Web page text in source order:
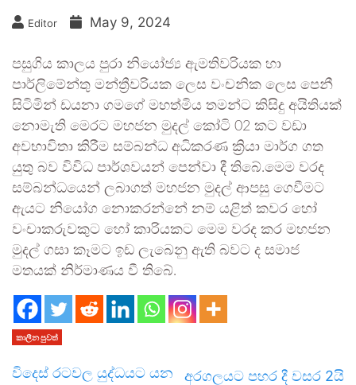
Editor May 9, 2024
පසුගිය කාලය පුරා නියෝජ්‍ය ඇමතිවරියක හා
පාර්ලිමේන්තු මන්ත්‍රීවරියක ලෙස වංචනික ලෙස පෙනී
සිටිමින් ඩයනා ගමගේ මහත්මිය තමන්ට කිසිදු අයිතියක්
නොමැති මෙරට මහජන මුදල් කෝටි 02 කට වඩා
අවභාවිතා කිරීම සම්බන්ධ අධිකරණ ක්‍රියා මාර්ග ගත
යුතු බව විවිධ පාර්ශවයන් පෙන්වා දී තිබේ.මෙම වරද
සම්බන්ධයෙන් ලබාගත් මහජන මුදල් ආපසු ගෙවීමට
ඇයට නියෝග නොකරන්නේ නම් යළිත් කවර හෝ
වංචාකරුවකුට හෝ කාරියකට මෙම වරද කර මහජන
මුදල් ගසා කෑමට ඉඩ ලැබෙනු ඇති බවට ද සමාජ
මතයක් නිර්මාණය වී තිබේ.
කාලීන පුවත්
විදෙස් රටවල යුද්ධයට යන
අරගලයට පහර දී වසර 2යි